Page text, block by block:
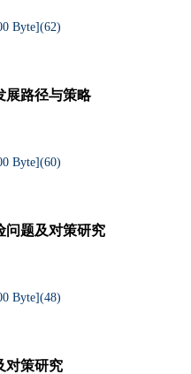
Byte](62)
展路径与策略
Byte](60)
问题及对策研究
Byte](48)
对策研究